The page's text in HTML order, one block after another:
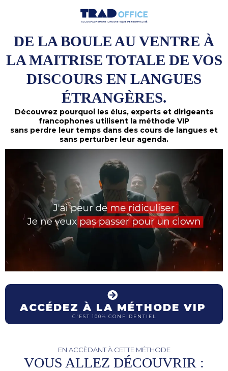
DE LA BOULE AU VENTRE À
LA MAITRISE TOTALE DE VOS
DISCOURS EN LANGUES
ÉTRANGÈRES.
Découvrez pourquoi les élus, experts et dirigeants
francophones utilisent la méthode VIP
sans perdre leur temps dans des cours de langues et
sans perturber leur agenda.
ACCÉDEZ À LA MÉTHODE VIP
C'EST 100% CONFIDENTIEL
EN ACCÈDANT À CETTE MÉTHODE
VOUS ALLEZ DÉCOUVRIR :